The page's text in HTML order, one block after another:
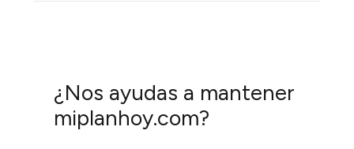
¿Nos ayudas a mantener
miplanhoy.com?